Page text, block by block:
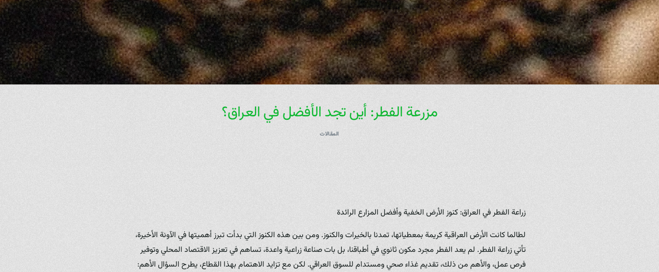
مزرعة الفطر: أين تجد الأفضل في العراق؟
المقالات
زراعة الفطر في العراق: كنوز الأرض الخفية وأفضل المزارع الرائدة
لطالما كانت الأرض العراقية كريمة بمعطياتها، تمدنا بالخيرات والكنوز. ومن بين هذه الكنوز التي بدأت تبرز أهميتها في الآونة الأخيرة،
تأتي زراعة الفطر. لم يعد الفطر مجرد مكون ثانوي في أطباقنا، بل بات صناعة زراعية واعدة، تساهم في تعزيز الاقتصاد المحلي وتوفير
فرص عمل، والأهم من ذلك، تقديم غذاء صحي ومستدام للسوق العراقي. لكن مع تزايد الاهتمام بهذا القطاع، يطرح السؤال الأهم: